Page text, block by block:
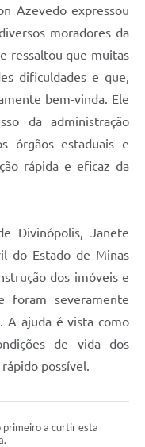
Azevedo expressou
moradores da
ressaltou que muitas
dificuldades e que,
bem-vinda. Ele
da administração
órgãos estaduais e
rápida e eficaz da
Divinópolis, Janete
do Estado de Minas
dos imóveis e
foram severamente
A ajuda é vista como
de vida dos
possível.
primeiro a curtir esta